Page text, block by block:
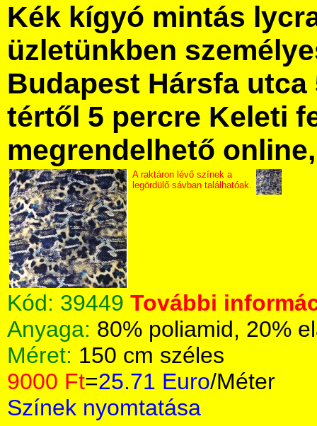
Kék kígyó mintás
üzletünkben
Budapest Hársfa utca
tértől 5 percre Keleti
megrendelhető
A raktáron lévő színek a
legördülő sávban találhatóak.
Kód: 39449 További
Anyaga: 80% poliamid, 20%
Méret: 150 cm széles
9000 Ft=25.71 Euro/Méter
Színek nyomtatása